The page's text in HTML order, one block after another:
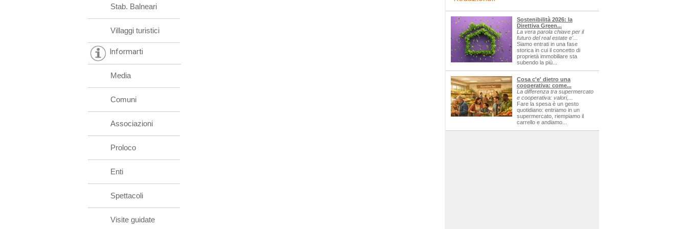
Stab. Balneari
Villaggi turistici
Informarti
Media
Comuni
Associazioni
Proloco
Enti
Spettacoli
Visite guidate
Sostenibilità 2026: la
Direttiva Green...
La vera parola chiave per il
futuro del real estate e'...
Siamo entrati in una fase
storica in cui il concetto di
proprietà immobiliare sta
subendo la più...
Cosa c'e' dietro una
cooperativa: come...
La differenza tra supermercato
e cooperativa: valori,...
Fare la spesa è un gesto
quotidiano: entriamo in un
supermercato, riempiamo il
carrello e andiamo...